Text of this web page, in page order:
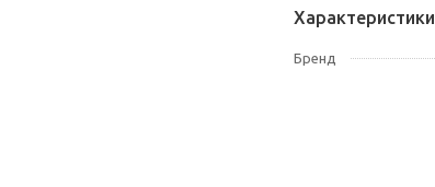
Характеристики
Бренд